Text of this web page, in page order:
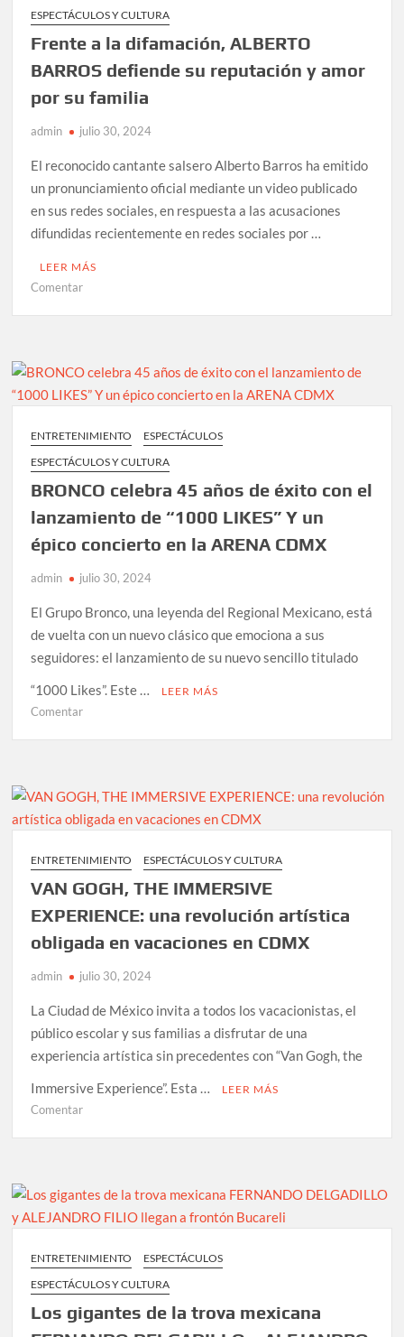
ASF
ESPECTÁCULOS Y CULTURA
Frente a la difamación, ALBERTO
BARROS defiende su reputación y amor
por su familia
admin julio 30, 2024
El reconocido cantante salsero Alberto Barros ha emitido
un pronunciamiento oficial mediante un video publicado
en sus redes sociales, en respuesta a las acusaciones
difundidas recientemente en redes sociales por …
LEER MÁS
Comentaren
difamación,
BARROS
su
reputación
y
por
su
ENTRETENIMIENTO
ESPECTÁCULOS
ESPECTÁCULOS Y CULTURA
BRONCO celebra 45 años de éxito con el
lanzamiento de “1000 LIKES” Y un
épico concierto en la ARENA CDMX
admin julio 30, 2024
El Grupo Bronco, una leyenda del Regional Mexicano, está
de vuelta con un nuevo clásico que emociona a sus
seguidores: el lanzamiento de su nuevo sencillo titulado
“1000 Likes”. Este …
LEER MÁS
Comentaren
años
éxito
el
lanzamiento
de
LIKES”
Y
épico
concierto
en
ARENA
CDMX
ENTRETENIMIENTO ESPECTÁCULOS Y CULTURA
VAN GOGH, THE IMMERSIVE
EXPERIENCE: una revolución artística
obligada en vacaciones en CDMX
admin julio 30, 2024
La Ciudad de México invita a todos los vacacionistas, el
público escolar y sus familias a disfrutar de una
experiencia artística sin precedentes con “Van Gogh, the
Immersive Experience”. Esta …
LEER MÁS
Comentaren
IMMERSIVE
una
artística
obligada
en
vacaciones
ENTRETENIMIENTO
ESPECTÁCULOS
ESPECTÁCULOS Y CULTURA
Los gigantes de la trova mexicana